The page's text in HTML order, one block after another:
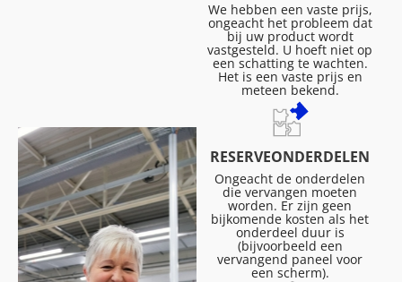
We hebben een vaste prijs,
ongeacht het probleem dat
bij uw product wordt
vastgesteld. U hoeft niet op
een schatting te wachten.
Het is een vaste prijs en
meteen bekend.
RESERVEONDERDELEN
Ongeacht de onderdelen
die vervangen moeten
worden. Er zijn geen
bijkomende kosten als het
onderdeel duur is
(bijvoorbeeld een
vervangend paneel voor
een scherm).